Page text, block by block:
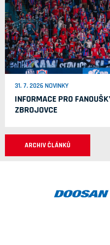
31. 7. 2026 NOVINKY
INFORMACE PRO
ZBROJOVCE
ARCHIV ČLÁNKŮ